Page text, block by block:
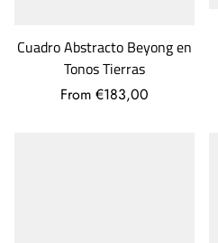
Cuadro Abstracto Beyong en
Tonos Tierras
From €183,00